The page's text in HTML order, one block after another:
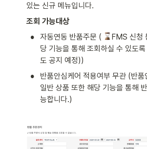
있는 신규 메뉴입니다.
조회 가능대상
• 자동연동 반품주문 (
FMS 신청
당 기능을 통해 조회하실 수 있도
도 공지 예정))
•
반품안심케어 적용여부 무관 (반품
일반 상품 또한 해당 기능을 통해
능합니다.)